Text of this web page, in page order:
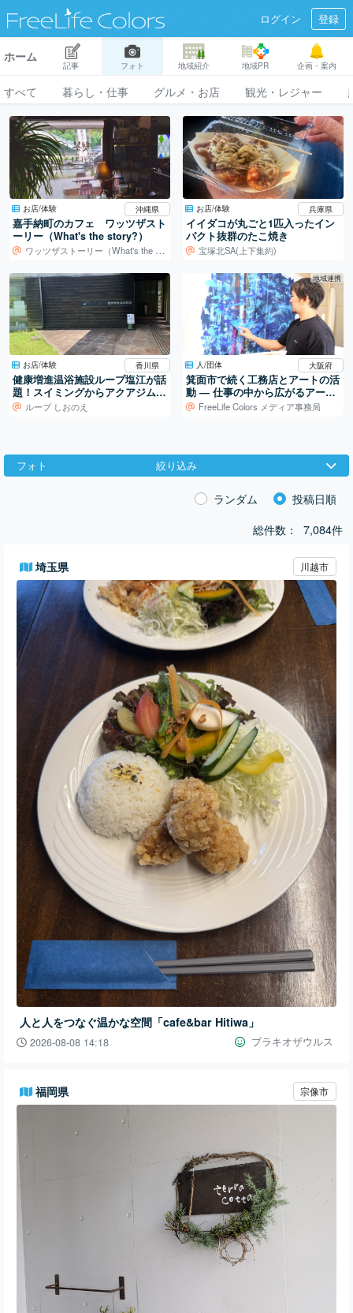
ログイン 登録
ホーム
記事 フォト 地域紹介 地域PR 企画・案内
すべて 暮らし・仕事 グルメ・お店 観光・レジャー
お店/体験 沖縄県
嘉手納町のカフェ ワッツザスト
ーリー（What's the story?）
ワッツザストーリー（What's the story?）
お店/体験 兵庫県
イイダコが丸ごと1匹入ったイン
パクト抜群のたこ焼き
宝塚北SA(上下集約)
お店/体験 香川県
健康増進温浴施設ループ塩江が話
題！スイミングからアクアジムま
で楽しめる！
ループ しおのえ
地域連携
人/団体 大阪府
箕面市で続く工務店とアートの活
動 ― 仕事の中から広がるアート
制作FreeLife Colors メディア事務局
フォト 絞り込み
ランダム
投稿日順
総件数：
7,084件
埼玉県 川越市
人と人をつなぐ温かな空間「cafe&bar Hitiwa」
2026-08-08 14:18 ブラキオザウルス
福岡県 宗像市